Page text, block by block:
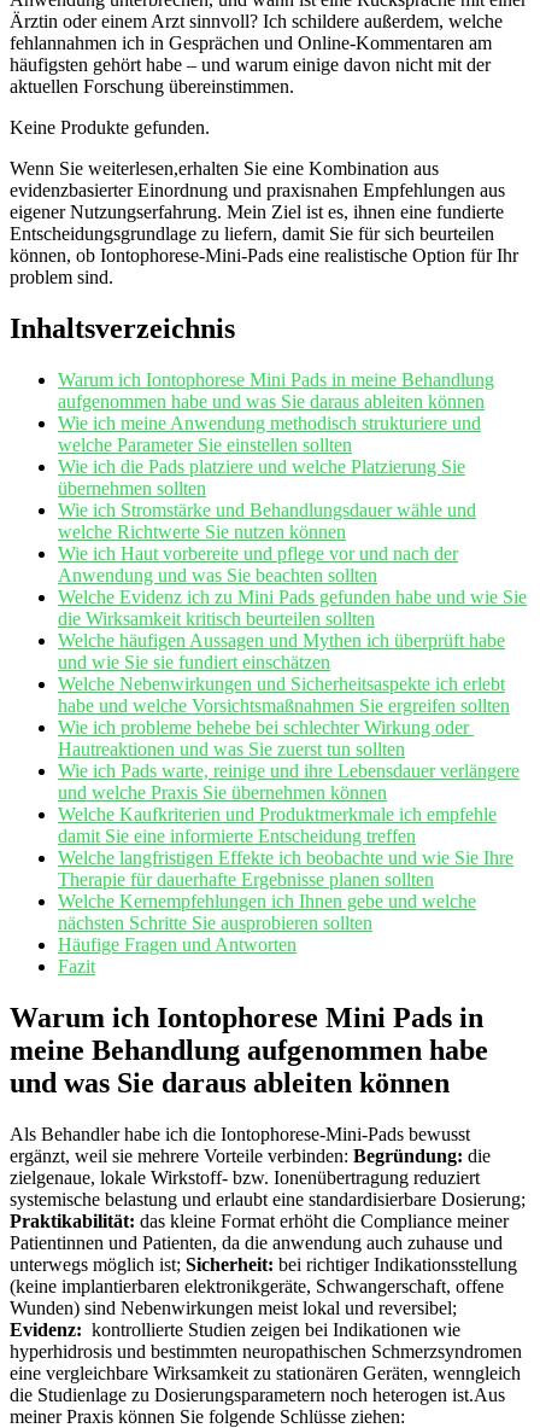
Ärztin ‌oder einem Arzt⁣ sinnvoll? Ich schildere außerdem, welche
fehlannahmen ich​ in Gesprächen und Online-Kommentaren ⁢am
⁢häufigsten gehört⁤ habe – ‌und warum ⁤einige davon ⁤nicht mit der
aktuellen Forschung‍ übereinstimmen.
Keine Produkte gefunden.
Wenn Sie weiterlesen,erhalten⁢ Sie eine Kombination ⁢aus
‍evidenzbasierter Einordnung und praxisnahen Empfehlungen ⁣aus
eigener⁤ Nutzungserfahrung. Mein Ziel ist es, ihnen eine fundierte⁢
Entscheidungsgrundlage zu liefern,⁢ damit Sie⁣ für⁢ sich beurteilen
können, ob Iontophorese-Mini-Pads eine realistische Option für Ihr
problem ⁣sind.
Inhaltsverzeichnis
Warum‌ ich Iontophorese ‌Mini Pads in meine ⁣Behandlung
aufgenommen habe und⁣ was‌ Sie daraus ableiten ‌können
Wie ich‍ meine Anwendung methodisch strukturiere und⁣
welche Parameter⁤ Sie einstellen⁤ sollten
Wie ich ‌die Pads​ platziere und ⁣welche Platzierung Sie
übernehmen sollten
Wie ich Stromstärke und‌ Behandlungsdauer wähle und
welche Richtwerte Sie nutzen können
Wie ⁤ich Haut vorbereite und pflege⁢ vor und ‍nach​ der
⁣Anwendung und was Sie beachten sollten
Welche Evidenz ich zu Mini Pads gefunden habe und wie Sie
die Wirksamkeit kritisch beurteilen sollten
Welche häufigen ⁢Aussagen und ‌Mythen ich überprüft habe⁢
und wie Sie sie ⁢fundiert​ einschätzen
Welche ⁤Nebenwirkungen ‌und ⁢Sicherheitsaspekte ich erlebt
habe und welche Vorsichtsmaßnahmen Sie ergreifen sollten
Wie ich probleme ‍behebe bei schlechter​ Wirkung oder ​
Hautreaktionen‌ und⁣ was Sie ‌zuerst tun sollten
Wie ⁤ich Pads warte, reinige und ihre Lebensdauer verlängere‌
und welche Praxis Sie​ übernehmen können
Welche Kaufkriterien und Produktmerkmale ⁤ich empfehle
damit‍ Sie eine informierte Entscheidung treffen
Welche langfristigen ‌Effekte ich‌ beobachte ⁢und wie Sie⁣ Ihre
Therapie für⁢ dauerhafte Ergebnisse planen sollten
Welche Kernempfehlungen ich Ihnen gebe und welche
nächsten Schritte Sie ausprobieren sollten
Häufige‍ Fragen ‌und Antworten
Fazit
Warum ich Iontophorese ⁢Mini Pads in
‌meine Behandlung aufgenommen habe
und‍ was Sie ⁢daraus ableiten können
Als Behandler‍ habe ​ich die Iontophorese-Mini-Pads ⁣bewusst
‌ergänzt, ‌weil‌ sie ⁣mehrere ​Vorteile ‍verbinden: Begründung: die
zielgenaue, lokale Wirkstoff- ⁢bzw. Ionenübertragung reduziert
systemische belastung⁣ und erlaubt eine⁢ standardisierbare‍ Dosierung; ⁣
Praktikabilität: das‌ kleine​ Format‌ erhöht die Compliance meiner
‍Patientinnen und Patienten,‍ da⁢ die anwendung auch‍ zuhause und
⁣unterwegs möglich ist; Sicherheit: ‌bei richtiger ⁤Indikationsstellung​
(keine implantierbaren elektronikgeräte, Schwangerschaft,‌ offene
Wunden) sind Nebenwirkungen meist lokal und reversibel;
Evidenz: ‍ kontrollierte Studien zeigen‍ bei‌ Indikationen‌ wie
hyperhidrosis und bestimmten neuropathischen Schmerzsyndromen
⁣eine vergleichbare Wirksamkeit zu stationären Geräten, ⁣wenngleich
‌die‍ Studienlage zu Dosierungsparametern noch ⁣heterogen ist.Aus ​
meiner Praxis können⁢ Sie folgende⁢ Schlüsse ziehen: